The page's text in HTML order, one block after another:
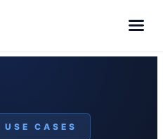
CASES